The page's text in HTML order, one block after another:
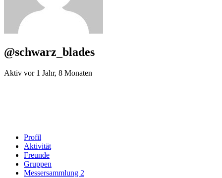
@schwarz_blades
Aktiv vor 1 Jahr, 8 Monaten
Profil
Aktivität
Freunde
Gruppen
Messersammlung 2